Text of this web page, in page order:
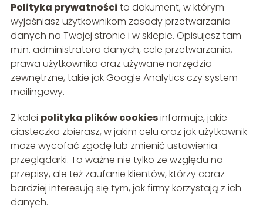
Polityka prywatności to dokument, w którym
wyjaśniasz użytkownikom zasady przetwarzania
danych na Twojej stronie i w sklepie. Opisujesz tam
m.in. administratora danych, cele przetwarzania,
prawa użytkownika oraz używane narzędzia
zewnętrzne, takie jak Google Analytics czy system
mailingowy.
Z kolei polityka plików cookiesinformuje, jakie
ciasteczka zbierasz, w jakim celu oraz jak użytkownik
może wycofać zgodę lub zmienić ustawienia
przeglądarki. To ważne nie tylko ze względu na
przepisy, ale też zaufanie klientów, którzy coraz
bardziej interesują się tym, jak firmy korzystają z ich
danych.